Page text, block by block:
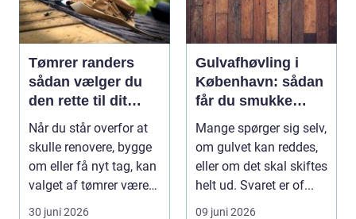
Tømrer randers
sådan vælger du
den rette til dit
byggeprojekt
Når du står overfor at
skulle renovere, bygge
om eller få nyt tag, kan
valget af tømrer være
afgøren...
30 juni 2026
Gulvafhøvling i
København: sådan
får du smukke
trægulve igen
Mange spørger sig selv,
om gulvet kan reddes,
eller om det skal skiftes
helt ud. Svaret er of...
09 juni 2026